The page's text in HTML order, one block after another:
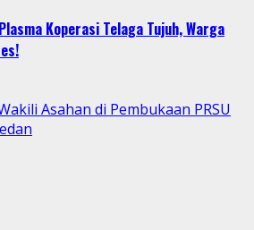
Koperasi Telaga Tujuh, Warga
Asahan di Pembukaan PRSU